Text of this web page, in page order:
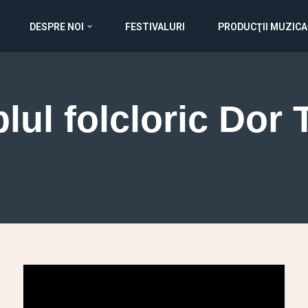
DESPRE NOI FESTIVALURI PRODUCŢII
folcloric Dor